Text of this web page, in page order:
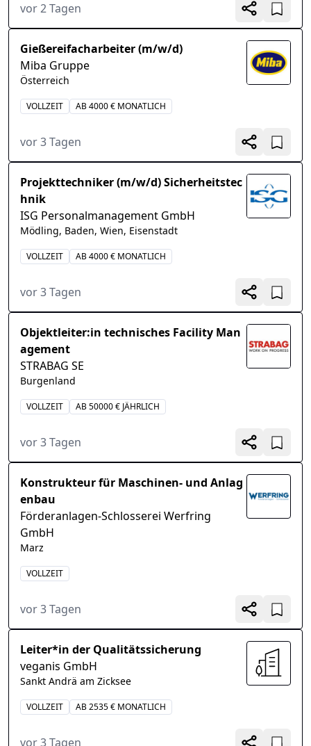
vor 2 Tagen
Gießereifacharbeiter (m/w/d)
Miba Gruppe
Österreich
VOLLZEIT AB 4000 € MONATLICH
vor 3 Tagen
Projekttechniker (m/w/d) Sicherheitstec
hnik
ISG Personalmanagement GmbH
Mödling, Baden, Wien, Eisenstadt
VOLLZEIT AB 4000 € MONATLICH
vor 3 Tagen
Objektleiter:in technisches Facility Man
agement
STRABAG SE
Burgenland
VOLLZEIT AB 50000 € JÄHRLICH
vor 3 Tagen
Konstrukteur für Maschinen- und Anlag
enbau
Förderanlagen-Schlosserei Werfring
GmbH
Marz
VOLLZEIT
vor 3 Tagen
Leiter*in der Qualitätssicherung
veganis GmbH
Sankt Andrä am Zicksee
VOLLZEIT AB 2535 € MONATLICH
vor 3 Tagen